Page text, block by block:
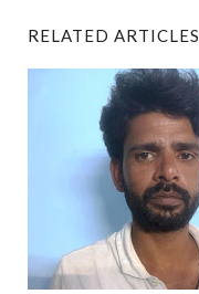
RELATED ARTICLES